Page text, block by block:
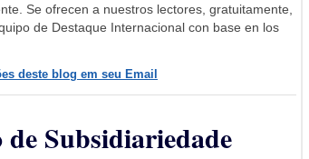
Se ofrecen a nuestros lectores, gratuitamente,
de Destaque Internacional con base en los
deste blog em seu Email
Subsidiariedade